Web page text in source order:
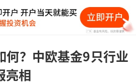
？中欧基金9只行业
亮相